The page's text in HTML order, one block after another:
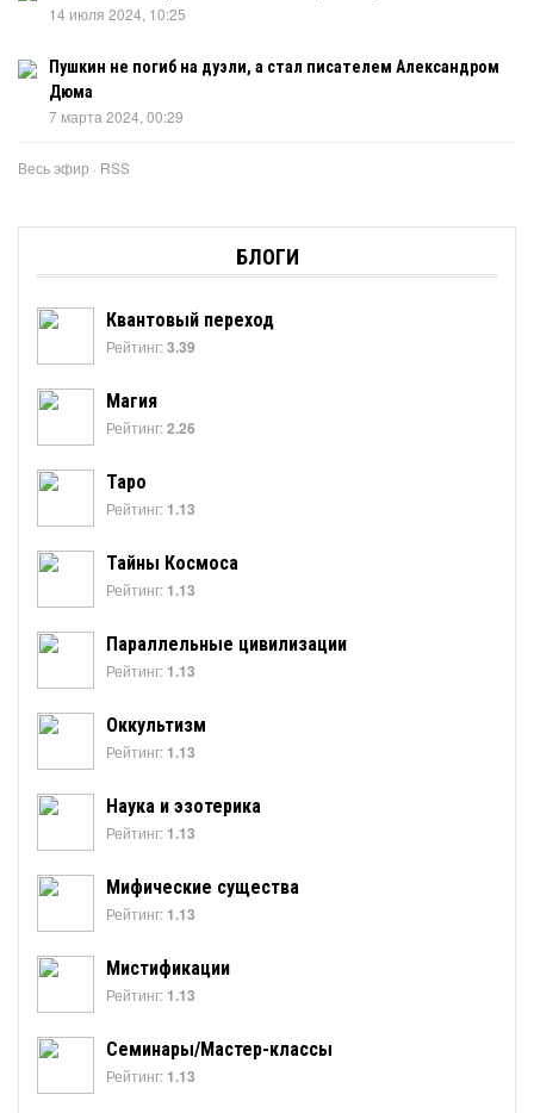
14 июля 2024, 10:25
Пушкин не погиб на дуэли, а стал писателем Александром
Дюма
7 марта 2024, 00:29
Весь эфир · RSS
БЛОГИ
Квантовый переход
Рейтинг:3.39
Магия
Рейтинг:2.26
Таро
Рейтинг: 1.13
Тайны Космоса
Рейтинг: 1.13
Параллельные цивилизации
Рейтинг: 1.13
Оккультизм
Рейтинг: 1.13
Наука и эзотерика
Рейтинг: 1.13
Мифические существа
Рейтинг: 1.13
Мистификации
Рейтинг: 1.13
Семинары/Мастер-классы
Рейтинг: 1.13